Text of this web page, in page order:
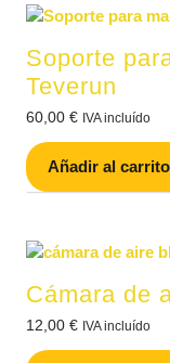
Soporte
Teverun
60,00 € IVA incluído
Añadir al carrito
Cámara de
12,00 € IVA incluído